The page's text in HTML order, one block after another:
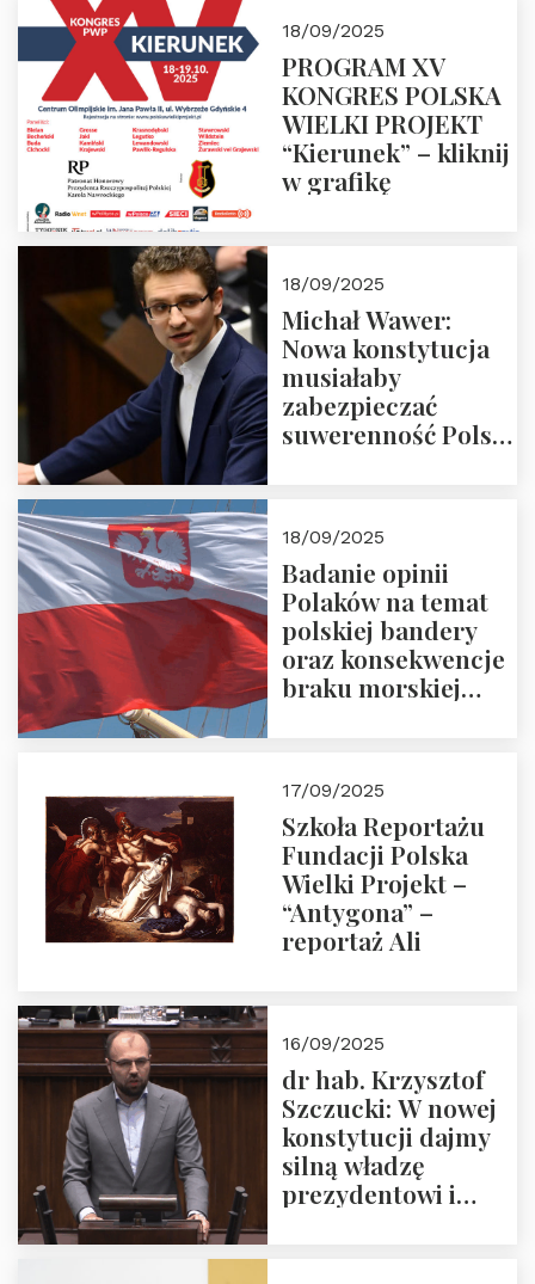
18/09/2025
PROGRAM XV
KONGRES POLSKA
WIELKI PROJEKT
“Kierunek” – kliknij
w grafikę
18/09/2025
Michał Wawer:
Nowa konstytucja
musiałaby
zabezpieczać
suwerenność Polski
18/09/2025
Badanie opinii
Polaków na temat
polskiej bandery
oraz konsekwencje
braku morskiej
17/09/2025
Szkoła Reportażu
Fundacji Polska
Wielki Projekt –
“Antygona” –
reportaż Ali
16/09/2025
dr hab. Krzysztof
Szczucki: W nowej
konstytucji dajmy
silną władzę
prezydentowi i